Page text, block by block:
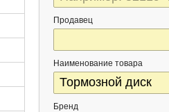
Продавец
Наименование товара
Бренд